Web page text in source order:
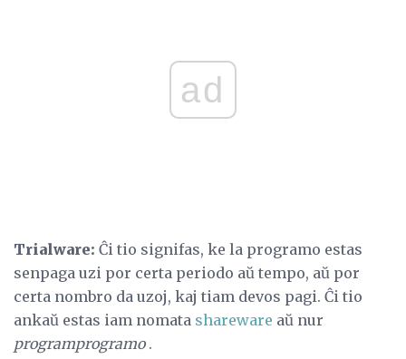
ad
Trialware: Ĉi tio signifas, ke la programo estas
senpaga uzi por certa periodo aŭ tempo, aŭ por
certa nombro da uzoj, kaj tiam devos pagi. Ĉi tio
ankaŭ estas iam nomata shareware aŭ nur
programprogramo.